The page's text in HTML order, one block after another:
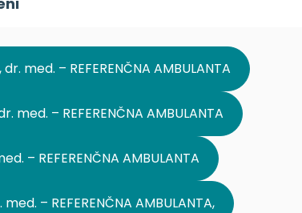
med. – REFERENČNA AMBULANTA
med. – REFERENČNA AMBULANTA
– REFERENČNA AMBULANTA
– REFERENČNA AMBULANTA,